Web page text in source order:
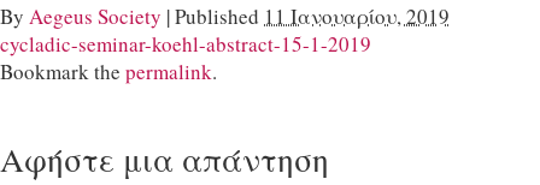
By Aegeus Society |Published 11 Ιανουαρίου, 2019
cycladic-seminar-koehl-abstract-15-1-2019
Bookmark the permalink.
Αφήστε μια απάντηση